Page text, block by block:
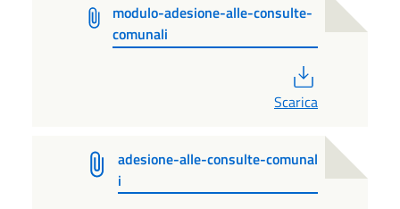
modulo-adesione-alle-consulte-
comunali
Scarica
adesione-alle-consulte-comunal
i